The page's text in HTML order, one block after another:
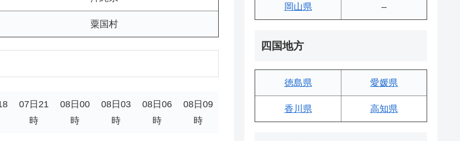
粟国村
07日21
時
08日00
時
08日03
時
08日06
時
08日09
時
岡山県 –
四国地方
徳島県 愛媛県
香川県 高知県